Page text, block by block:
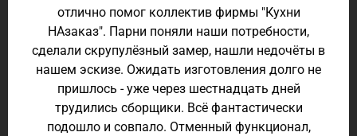
отлично помог коллектив фирмы "Кухни
НАзаказ". Парни поняли наши потребности,
сделали скрупулёзный замер, нашли недочёты в
нашем эскизе. Ожидать изготовления долго не
пришлось - уже через шестнадцать дней
трудились сборщики. Всё фантастически
подошло и совпало. Отменный функционал,